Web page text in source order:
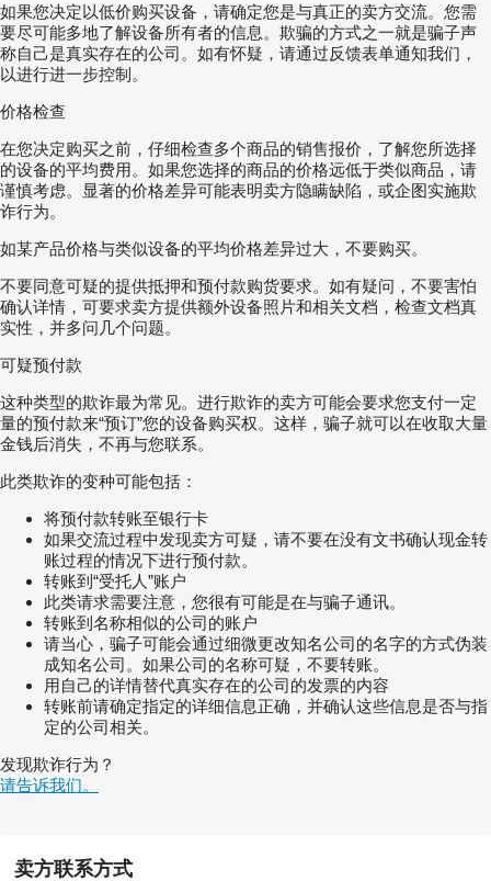
如果您决定以低价购买设备，请确定您是与真正的卖方交流。您需
要尽可能多地了解设备所有者的信息。欺骗的方式之一就是骗子声
称自己是真实存在的公司。如有怀疑，请通过反馈表单通知我们，
以进行进一步控制。
价格检查
在您决定购买之前，仔细检查多个商品的销售报价，了解您所选择
的设备的平均费用。如果您选择的商品的价格远低于类似商品，请
谨慎考虑。显著的价格差异可能表明卖方隐瞒缺陷，或企图实施欺
诈行为。
如某产品价格与类似设备的平均价格差异过大，不要购买。
不要同意可疑的提供抵押和预付款购货要求。如有疑问，不要害怕
确认详情，可要求卖方提供额外设备照片和相关文档，检查文档真
实性，并多问几个问题。
可疑预付款
这种类型的欺诈最为常见。进行欺诈的卖方可能会要求您支付一定
量的预付款来“预订”您的设备购买权。这样，骗子就可以在收取大量
金钱后消失，不再与您联系。
此类欺诈的变种可能包括：
将预付款转账至银行卡
如果交流过程中发现卖方可疑，请不要在没有文书确认现金转
账过程的情况下进行预付款。
转账到“受托人”账户
此类请求需要注意，您很有可能是在与骗子通讯。
转账到名称相似的公司的账户
请当心，骗子可能会通过细微更改知名公司的名字的方式伪装
成知名公司。如果公司的名称可疑，不要转账。
用自己的详情替代真实存在的公司的发票的内容
转账前请确定指定的详细信息正确，并确认这些信息是否与指
定的公司相关。
发现欺诈行为？
请告诉我们。
卖方联系方式